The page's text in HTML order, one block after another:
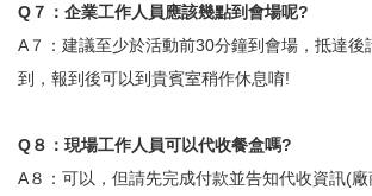
Q７：企業工作人員應該幾點到會場呢?
A ７：建議至少於活動前30分鐘到會場，抵達後
到，報到後可以到貴賓室稍作休息唷!
Q８：現場工作人員可以代收餐盒嗎?
A８：可以，但請先完成付款並告知代收資訊(